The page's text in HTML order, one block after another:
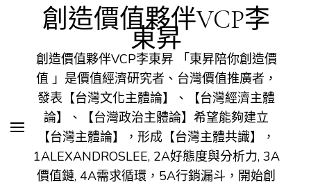
創造價值夥伴VCP李
東昇
創造價值夥伴VCP李東昇 「東昇陪你創造價
值 」是價值經濟研究者、台灣價值推廣者，
發表【台灣文化主體論】、【台灣經濟主體
論】、【台灣政治主體論】希望能夠建立
【台灣主體論】，形成【台灣主體共識】，
1ALEXANDROSLEE, 2A好態度與分析力, 3A
價值鏈, 4A需求循環，5A行銷漏斗，開始創